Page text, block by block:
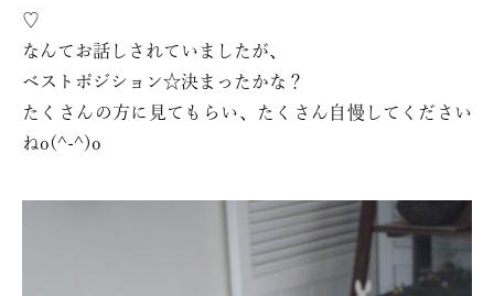
♡
なんてお話しされていましたが、
ベストポジション☆決まったかな？
たくさんの方に見てもらい、たくさん自慢してください
ねo(^-^)o